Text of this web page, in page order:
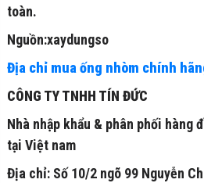
toàn.
Nguồn:xaydungso
Địa chỉ mua ống nhòm chính
CÔNG TY TNHH TÍN ĐỨC
Nhà nhập khẩu & phân phối hàng
tại Việt nam
Địa chỉ: Số 10/2 ngõ 99 Nguyễn